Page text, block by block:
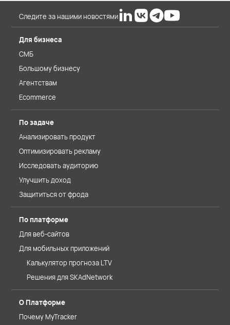
Следите за нашими новостями
Для бизнеса
СМБ
Большому бизнесу
Агентствам
Ecommerce
По задаче
Анализировать продукт
Оптимизировать рекламу
Исследовать аудиторию
Улучшить доход
Защититься от фрода
По платформе
Для веб-сайтов
Для мобильных приложений
Калькулятор прогноза LTV
Решения для SKAdNetwork
О Платформе
Почему MyTracker